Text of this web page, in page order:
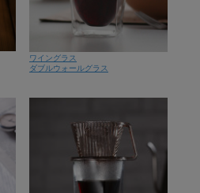
ワイングラス
ダブルウォールグラス